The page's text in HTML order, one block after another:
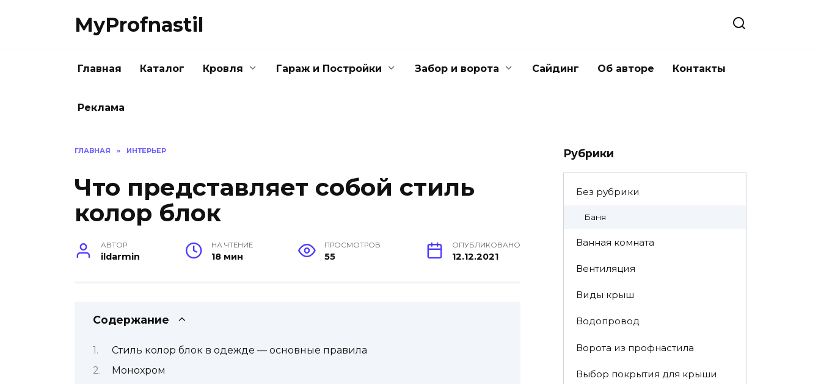
MyProfnastil
Главная Каталог Кровля Гараж и Постройки Забор и ворота Сайдинг Об авторе Контакты
Реклама
ГЛАВНАЯ » ИНТЕРЬЕР
Что представляет собой стиль
колор блок
АВТОР
ildarmin
НА ЧТЕНИЕ
18 мин
ПРОСМОТРОВ
55
ОПУБЛИКОВАНО
12.12.2021
Содержание
Стиль колор блок в одежде — основные правила
Монохром
Рубрики
Без рубрики
Баня
Ванная комната
Вентиляция
Виды крыш
Водопровод
Ворота из профнастила
Выбор покрытия для крыши